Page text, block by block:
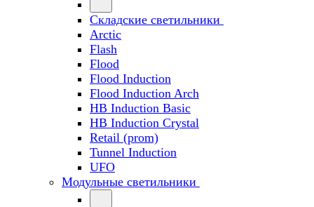
Складские светильники
Arctic
Flash
Flood
Flood Induction
Flood Induction Arch
HB Induction Basic
HB Induction Crystal
Retail (prom)
Tunnel Induction
UFO
Модульные светильники